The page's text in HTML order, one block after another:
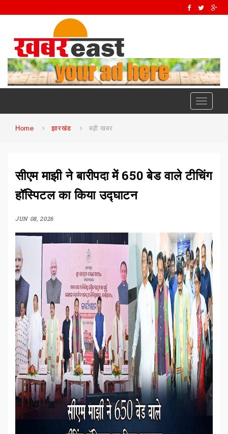
Toggle
Home झारखंड बड़ी खबर
सीएम माझी ने बारीपदा में 650 बेड वाले टीचिंग
हॉस्पिटल का किया उद्घाटन
JUN 08, 2026